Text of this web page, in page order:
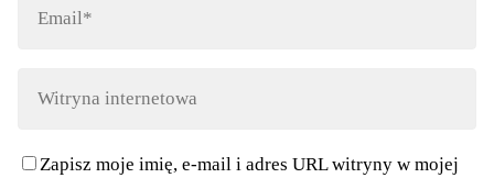
Zapisz moje imię, e-mail i adres URL witryny w mojej